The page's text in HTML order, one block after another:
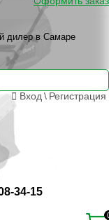
дилер в Самаре
Вход \ Регистрация
34-15